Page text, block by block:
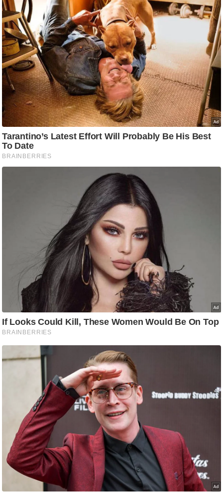
g
N
e
w
s
ला
इ
फ
स्टा
इ
ल
टे
क्नॉ
लू
नु
स्खे
फि
ट
ने
स